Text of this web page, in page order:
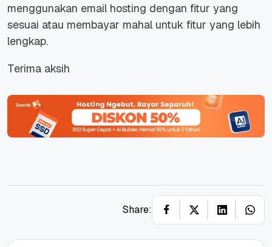
menggunakan email hosting dengan fitur yang
sesuai atau membayar mahal untuk fitur yang lebih
lengkap.
Terima aksih
Share: